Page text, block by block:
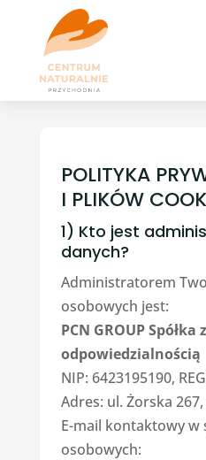
POLITYKA
I PLIKÓW
1) Kto jest
danych?
Administratorem
osobowych jest:
PCN GROUP
odpowiedzialnością
NIP: 6423195190,
Adres: ul. Żorska
E-mail kontaktowy w
osobowych: